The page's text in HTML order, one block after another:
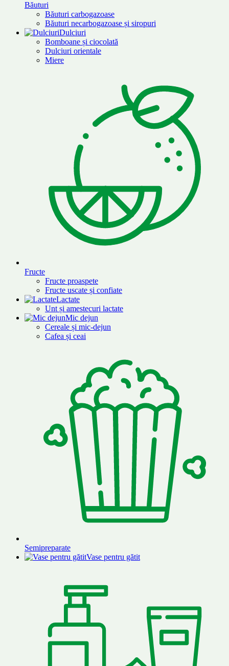
Băuturi
Băuturi carbogazoase
Băuturi necarbogazoase și siropuri
Dulciuri
Bomboane și ciocolată
Dulciuri orientale
Miere
Fructe
Fructe proaspete
Fructe uscate și confiate
Lactate
Unt și amestecuri lactate
Mic dejun
Cereale și mic-dejun
Cafea și ceai
Semipreparate
Vase pentru gătit